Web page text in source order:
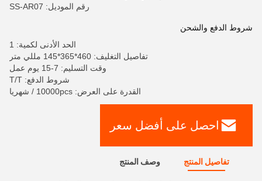
رقم الموديل: SS-AR07
شروط الدفع والشحن
الحد الأدنى لكمية: 1
تفاصيل التغليف: 460*365*145 مللي متر
وقت التسليم: 7-15 يوم عمل
شروط الدفع: T/T
القدرة على العرض: 10000pcs / شهريا
احصل على أفضل سعر
تفاصيل المنتج وصف المنتج